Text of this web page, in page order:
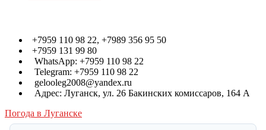
+7959 110 98 22, +7989 356 95 50
+7959 131 99 80
WhatsApp: +7959 110 98 22
Telegram: +7959 110 98 22
gelooleg2008@yandex.ru
Адрес: Луганск, ул. 26 Бакинских комиссаров, 164 А
Погода в Луганске